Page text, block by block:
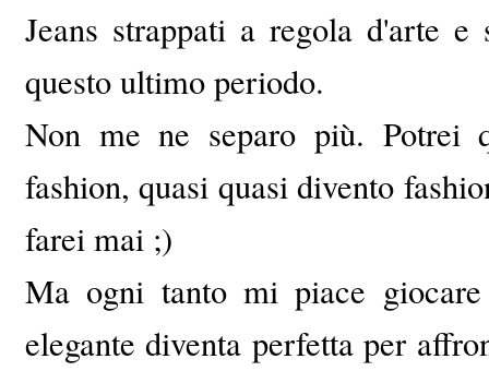
Jeans strappati a regola d'arte
questo ultimo periodo.
Non me ne separo più. Potrei
fashion, quasi quasi divento
farei mai ;)
Ma ogni tanto mi piace
elegante diventa perfetta per